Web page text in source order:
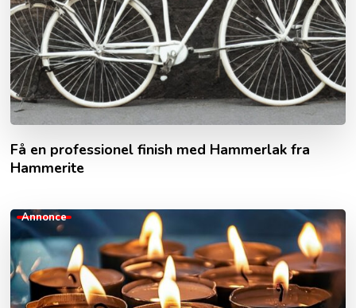
Få en professionel finish med Hammerlak fra
Hammerite
Annonce